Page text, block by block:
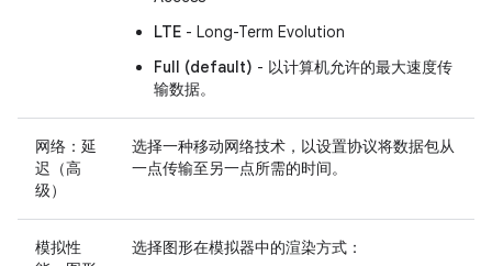
LTE - Long-Term Evolution
Full (default) - 以计算机允许的最大速度传
输数据。
网络：延
迟（高
级）
选择一种移动网络技术，以设置协议将数据包从
一点传输至另一点所需的时间。
模拟性
选择图形在模拟器中的渲染方式：